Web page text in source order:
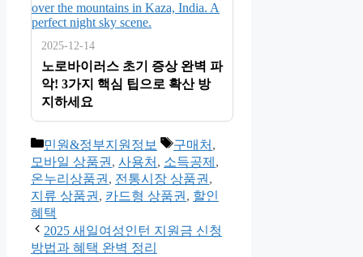
2025-12-14
노로바이러스 초기 증상 완벽 파
악! 3가지 핵심 팁으로 확산 방
지하세요
카
테
고
리
민원&정부지원정보
태
그
구매처 ,
모바일 상품권 , 사용처 , 소득공제 ,
온누리상품권 , 전통시장 상품권 ,
지류 상품권 , 카드형 상품권 , 할인
혜택
2025 새일여성인턴 지원금 신청
방법과 혜택 완벽 정리